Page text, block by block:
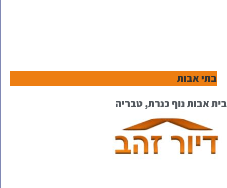
בתי אבות
בית אבות נוף כנרת, טבריה